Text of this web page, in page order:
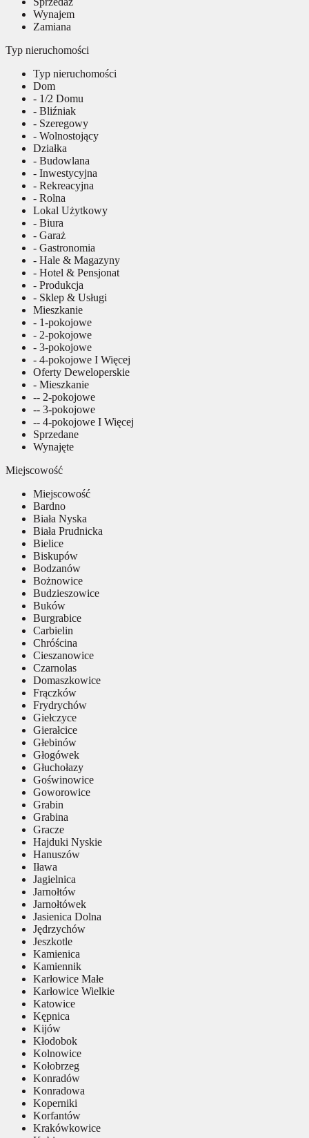
Wynajem
Zamiana
Typ nieruchomości
Typ nieruchomości
Dom
- 1/2 Domu
- Bliźniak
- Szeregowy
- Wolnostojący
Działka
- Budowlana
- Inwestycyjna
- Rekreacyjna
- Rolna
Lokal Użytkowy
- Biura
- Garaż
- Gastronomia
- Hale & Magazyny
- Hotel & Pensjonat
- Produkcja
- Sklep & Usługi
Mieszkanie
- 1-pokojowe
- 2-pokojowe
- 3-pokojowe
- 4-pokojowe I Więcej
Oferty Deweloperskie
- Mieszkanie
-- 2-pokojowe
-- 3-pokojowe
-- 4-pokojowe I Więcej
Sprzedane
Wynajęte
Miejscowość
Miejscowość
Bardno
Biała Nyska
Biała Prudnicka
Bielice
Biskupów
Bodzanów
Bożnowice
Budzieszowice
Buków
Burgrabice
Carbielin
Chróścina
Cieszanowice
Czarnolas
Domaszkowice
Frączków
Frydrychów
Giełczyce
Gierałcice
Głebinów
Głogówek
Głuchołazy
Goświnowice
Goworowice
Grabin
Grabina
Gracze
Hajduki Nyskie
Hanuszów
Iława
Jagielnica
Jarnołtów
Jarnołtówek
Jasienica Dolna
Jędrzychów
Jeszkotle
Kamienica
Kamiennik
Karłowice Małe
Karłowice Wielkie
Katowice
Kępnica
Kijów
Kłodobok
Kolnowice
Kołobrzeg
Konradów
Konradowa
Koperniki
Korfantów
Krakówkowice